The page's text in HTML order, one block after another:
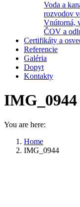
Voda a
rozvodov
Vnútorná,
ČOV a
Certifikáty a
Referencie
Galéria
Dopyt
Kontakty
IMG_0944
You are here:
Home
IMG_0944